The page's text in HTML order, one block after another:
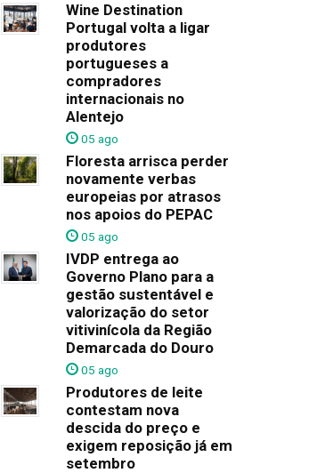
Wine Destination
Portugal volta a ligar
produtores
portugueses a
compradores
internacionais no
Alentejo
05 ago
Floresta arrisca perder
novamente verbas
europeias por atrasos
nos apoios do PEPAC
05 ago
IVDP entrega ao
Governo Plano para a
gestão sustentável e
valorização do setor
vitivinícola da Região
Demarcada do Douro
05 ago
Produtores de leite
contestam nova
descida do preço e
exigem reposição já em
setembro